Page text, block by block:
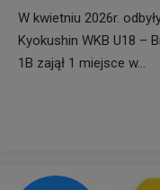
W kwietniu 2026r.
Kyokushin WKB U18 –
1B zajął 1 miejsce w...